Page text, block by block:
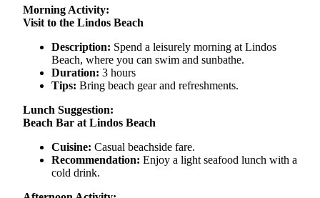
Morning Activity:
Visit to the Lindos Beach
Description: Spend a leisurely morning at Lindos
Beach, where you can swim and sunbathe.
Duration: 3 hours
Tips: Bring beach gear and refreshments.
Lunch Suggestion:
Beach Bar at Lindos Beach
Cuisine: Casual beachside fare.
Recommendation: Enjoy a light seafood lunch with a
cold drink.